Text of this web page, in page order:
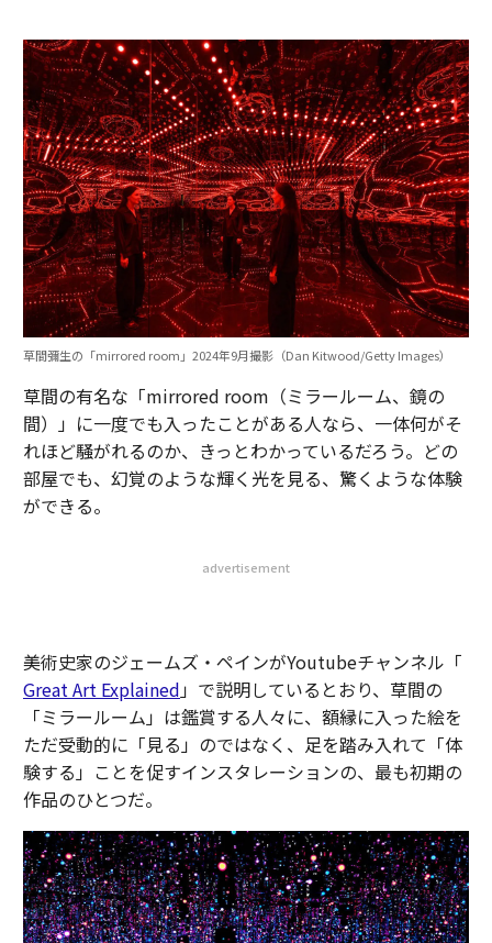
草間彌生の「mirrored room」2024年9月撮影（Dan Kitwood/Getty Images）
草間の有名な「mirrored room（ミラールーム、鏡の
間）」に一度でも入ったことがある人なら、一体何がそ
れほど騒がれるのか、きっとわかっているだろう。どの
部屋でも、幻覚のような輝く光を見る、驚くような体験
ができる。
advertisement
美術史家のジェームズ・ペインがYoutubeチャンネル「
Great Art Explained 」で説明しているとおり、草間の
「ミラールーム」は鑑賞する人々に、額縁に入った絵を
ただ受動的に「見る」のではなく、足を踏み入れて「体
験する」ことを促すインスタレーションの、最も初期の
作品のひとつだ。